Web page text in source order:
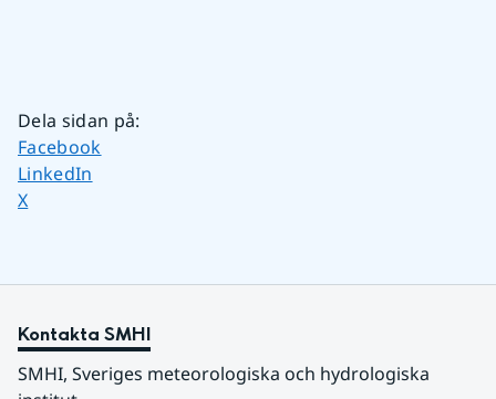
Dela sidan på:
Dela sidan på
Facebook
Dela sidan på
LinkedIn
Dela sidan på
X
Kontakta SMHI
SMHI, Sveriges meteorologiska och hydrologiska